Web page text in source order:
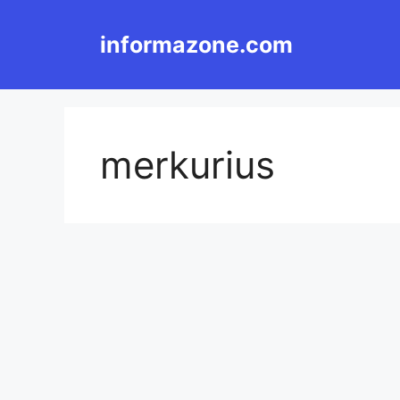
informazone.com
merkurius